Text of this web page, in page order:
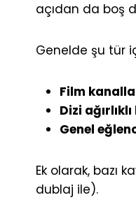
açıdan da boş
Genelde şu tür
Film
Dizi
Genel
Ek olarak, bazı
dublaj ile).